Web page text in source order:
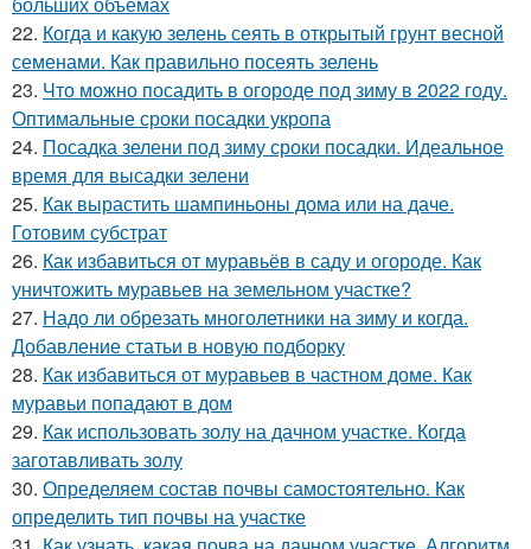
22. Когда и какую зелень сеять в открытый грунт весной
семенами. Как правильно посеять зелень
23. Что можно посадить в огороде под зиму в 2022 году.
Оптимальные сроки посадки укропа
24. Посадка зелени под зиму сроки посадки. Идеальное
время для высадки зелени
25. Как вырастить шампиньоны дома или на даче.
Готовим субстрат
26. Как избавиться от муравьёв в саду и огороде. Как
уничтожить муравьев на земельном участке?
27. Надо ли обрезать многолетники на зиму и когда.
Добавление статьи в новую подборку
28. Как избавиться от муравьев в частном доме. Как
муравьи попадают в дом
29. Как использовать золу на дачном участке. Когда
заготавливать золу
30. Определяем состав почвы самостоятельно. Как
определить тип почвы на участке